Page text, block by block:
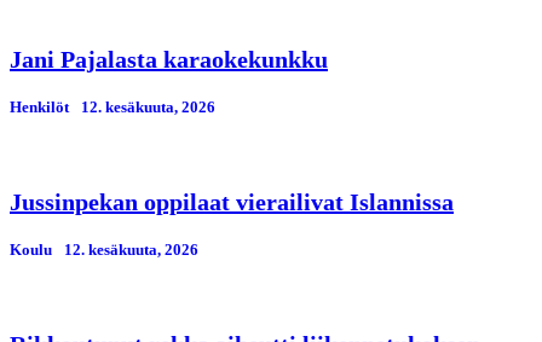
Jani Pajalasta karaokekunkku
Henkilöt 12. kesäkuuta, 2026
Jussinpekan oppilaat vierailivat Islannissa
Koulu 12. kesäkuuta, 2026